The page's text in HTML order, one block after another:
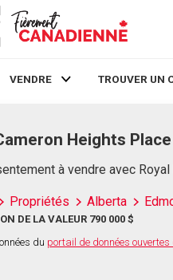
VENDRE TROUVER UN
Heights
à vendre avec
Propriétés Alberta
DE LA VALEUR 790 000 $
du portail de données